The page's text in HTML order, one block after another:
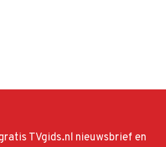
TVgids.nl nieuwsbrief en